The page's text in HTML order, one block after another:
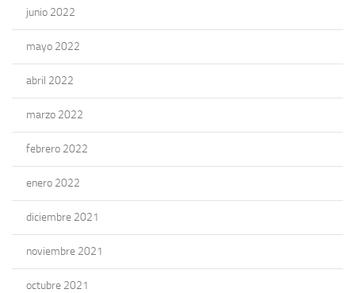
junio 2022
mayo 2022
abril 2022
marzo 2022
febrero 2022
enero 2022
diciembre 2021
noviembre 2021
octubre 2021